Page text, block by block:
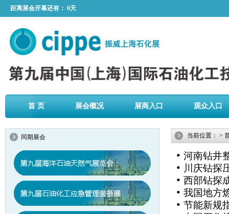
距离展会开幕还有： 0天
首 页 展会概况 展商入口 观众入口
同期展会 当前位置： >
• 河南钻井
• 川庆钻探
• 西部钻探
• 我国地方
• 节能新规